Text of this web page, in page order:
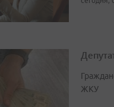
ЖКУ